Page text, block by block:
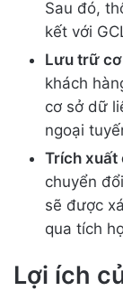
Sau đó,
kết với
Lưu trữ
khách
cơ sở dữ
ngoại
Trích xuất
chuyển
sẽ được
qua tích
Lợi ích